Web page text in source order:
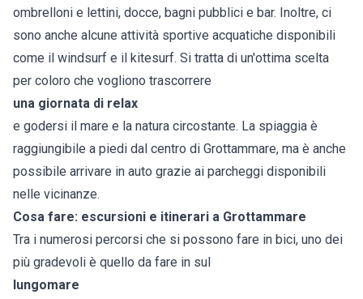
ombrelloni e lettini, docce, bagni pubblici e bar. Inoltre, ci
sono anche alcune attività sportive acquatiche disponibili
come il windsurf e il kitesurf. Si tratta di un'ottima scelta
per coloro che vogliono trascorrere
una giornata di relax
e godersi il mare e la natura circostante. La spiaggia è
raggiungibile a piedi dal centro di Grottammare, ma è anche
possibile arrivare in auto grazie ai parcheggi disponibili
nelle vicinanze.
Cosa fare: escursioni e itinerari a Grottammare
Tra i numerosi percorsi che si possono fare in bici, uno dei
più gradevoli è quello da fare in sul
lungomare